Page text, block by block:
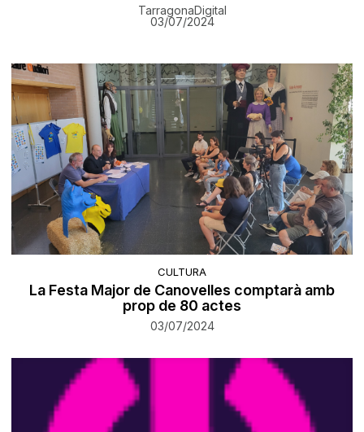
TarragonaDigital
03/07/2024
CULTURA
La Festa Major de Canovelles comptarà amb
prop de 80 actes
03/07/2024